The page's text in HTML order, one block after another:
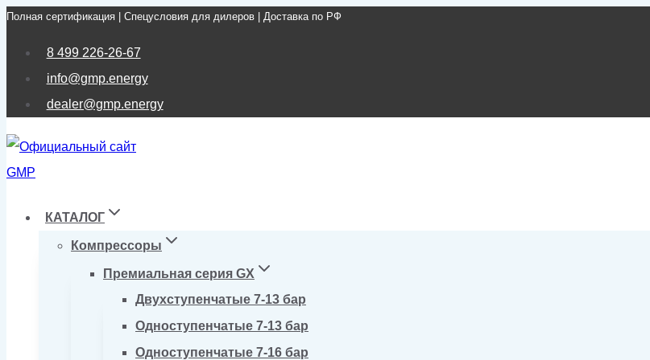
Перейти
Полная сертификация | Спецусловия для дилеров | Доставка по РФ
8 499 226-26-67
info@gmp.energy
dealer@gmp.energy
КАТАЛОГ
Компрессоры
Премиальная серия GX
Двухступенчатые 7-13 бар
Одноступенчатые 7-13 бар
Одноступенчатые 7-16 бар